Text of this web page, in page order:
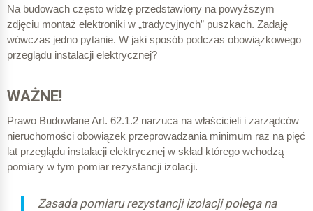
183,10 zł
457,75 zł
Na budowach często widzę przedstawiony na powyższym
zdjęciu montaż elektroniki w „tradycyjnych” puszkach. Zadaję
wówczas jedno pytanie. W jaki sposób podczas obowiązkowego
przeglądu instalacji elektrycznej?
WAŻNE!
Prawo Budowlane Art. 62.1.2 narzuca na właścicieli i zarządców
nieruchomości obowiązek przeprowadzania minimum raz na pięć
lat przeglądu instalacji elektrycznej w skład którego wchodzą
pomiary w tym pomiar rezystancji izolacji.
Zasada pomiaru rezystancji izolacji polega na